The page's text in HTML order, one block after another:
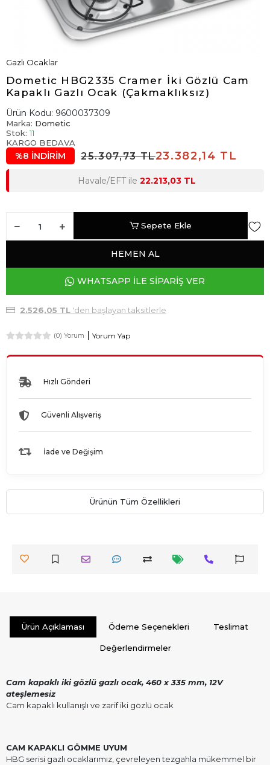
Gazlı Ocaklar
Dometic HBG2335 Cramer İki Gözlü Cam
Kapaklı Gazlı Ocak (Çakmaklıksız)
Ürün Kodu: 9600037309
Marka: Dometic
Stok: 11
KARGO BEDAVA
%8 İNDİRİM 25.307,73 TL23.382,14 TL
Havale/EFT ile 22.213,03 TL
Sepete Ekle
HEMEN AL
WHATSAPP İLE SİPARİŞ VER
2.526,05 TL'den başlayan taksitlerle
(0) Yorum Yorum Yap
Hızlı Gönderi
Güvenli Alışveriş
İade ve Değişim
Ürünün Tüm Özellikleri
Ürün Açıklaması Ödeme Seçenekleri Teslimat
Değerlendirmeler
Cam kapaklı iki gözlü gazlı ocak, 460 x 335 mm, 12V
ateşlemesiz
Cam kapaklı kullanışlı ve zarif iki gözlü ocak
CAM KAPAKLI GÖMME UYUM
HBG serisi gazlı ocaklarımız, çevreleyen tezgahla mükemmel bir